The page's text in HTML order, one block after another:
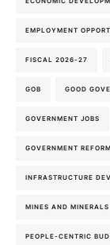
EMPLOYMENT
FISCAL 2026-27
GOB GOOD
GOVERNMENT JOBS
GOVERNMENT REFORM
INFRASTRUCTURE
MINES AND MINERALS
PEOPLE-CENTRIC